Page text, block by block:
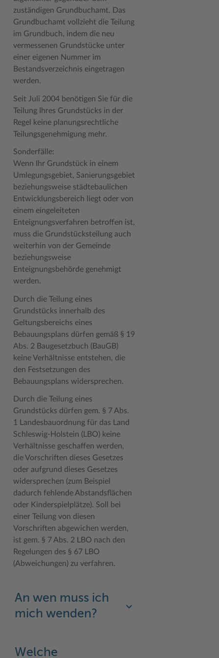
Geodatenportale (Kreiskarte)
Kontakt / Öffnungszeiten
Lebenslagen
Leistungen
Publikationen
Wunsch-Kennzeichen ↗
Zuständigkeitsfinder SH ↗
Fotoarchiv
Klimaanpassungskonzept
Kreistag Sitzungskalender
Lokales Wetter
Pressemeldungen
Stellenangebote
Stormarninfo
Termine
Woche der Seelischen Gesundheit
#MeinStormarn
Karrieretag
Kreispräsident
Kreistag Sitzungskalender
Kreisverwaltung
Landrat
Stabsbereiche
Wahlen im Kreis
Wappen und Geschichte
Wappenrolle
Zahlen, Daten, Fakten
Offene Stellen
Weiterbildung beim Kreis Stormarn
Wen wir suchen
Klimaschutz beim Kreis Stormarn
Stormarner Bündnis für bezahlbares Wohnen
Wirtschafts- und Aufbaugesellschaft Stormarn
Zahlen, Daten, Fakten
Kulturelle Einrichtungen
Naturschutzgebiete
Radwandern
Storchenhorste
Lieblingsplätze in der Metropolregion
Termine und Veranstaltungen
Umlandscout Hamburg
Vereine und Gruppen
Wälder und Moore
zuständigen Grundbuchamt. Das
Grundbuchamt vollzieht die Teilung
im Grundbuch, indem die neu
vermessenen Grundstücke unter
einer eigenen Nummer im
Bestandsverzeichnis eingetragen
werden.
Seit Juli 2004 benötigen Sie für die
Teilung Ihres Grundstücks in der
Regel keine planungsrechtliche
Teilungsgenehmigung mehr.
Sonderfälle:
Wenn Ihr Grundstück in einem
Umlegungsgebiet, Sanierungsgebiet
beziehungsweise städtebaulichen
Entwicklungsbereich liegt oder von
einem eingeleiteten
Enteignungsverfahren betroffen ist,
muss die Grundstücksteilung auch
weiterhin von der Gemeinde
beziehungsweise
Enteignungsbehörde genehmigt
werden.
Durch die Teilung eines
Grundstücks innerhalb des
Geltungsbereichs eines
Bebauungsplans dürfen gemäß § 19
Abs. 2 Baugesetzbuch (BauGB)
keine Verhältnisse entstehen, die
den Festsetzungen des
Bebauungsplans widersprechen.
Durch die Teilung eines
Grundstücks dürfen gem. § 7 Abs.
1 Landesbauordnung für das Land
Schleswig-Holstein (LBO) keine
Verhältnisse geschaffen werden,
die Vorschriften dieses Gesetzes
oder aufgrund dieses Gesetzes
widersprechen (zum Beispiel
dadurch fehlende Abstandsflächen
oder Kinderspielplätze). Soll bei
einer Teilung von diesen
Vorschriften abgewichen werden,
ist gem. § 7 Abs. 2 LBO nach den
Regelungen des § 67 LBO
(Abweichungen) zu verfahren.
An wen muss ich
mich wenden?
Welche